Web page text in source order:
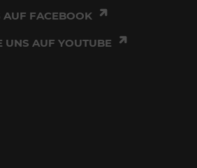
AUF FACEBOOK
UNS AUF YOUTUBE